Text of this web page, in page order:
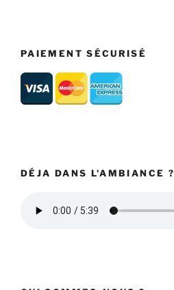
PAIEMENT SÉCURISÉ
DÉJA DANS L'AMBIANCE ?